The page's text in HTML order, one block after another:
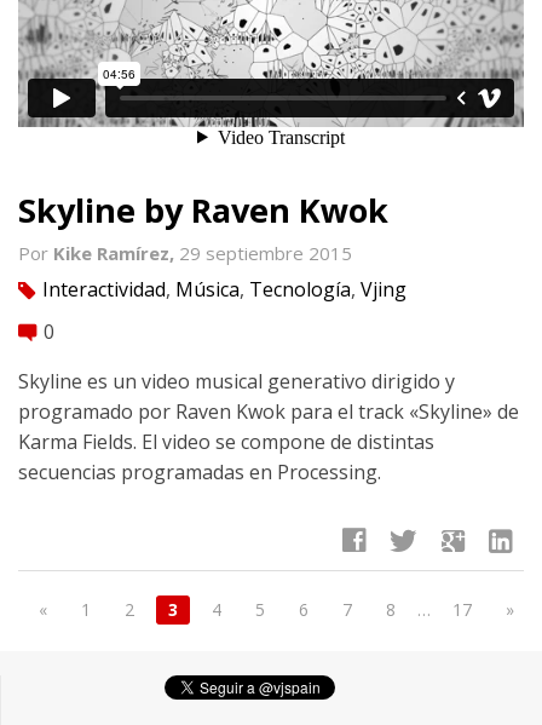
Skyline by Raven Kwok
Por Kike Ramírez, 29 septiembre 2015
tag Interactividad, Música, Tecnología, Vjing
comment 0
Skyline es un video musical generativo dirigido y
programado por Raven Kwok para el track «Skyline» de
Karma Fields. El video se compone de distintas
secuencias programadas en Processing.
facebook twitter google linkedin
« 1 2 3 4 5 6 7 8 … 17 »